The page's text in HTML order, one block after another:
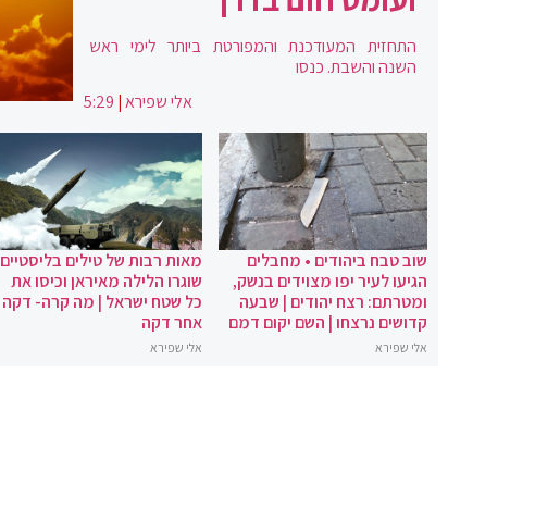
התחזית המעודכנת והמפורטת ביותר לימי ראש
השנה והשבת. כנסו
אלי שפירא|
5:29
שוב טבח ביהודים • מחבלים
הגיעו לעיר יפו מצוידים בנשק,
ומטרתם: רצח יהודים | שבעה
קדושים נרצחו | השם יקום דמם
אלי שפירא
מאות רבות של טילים בליסטיים
שוגרו הלילה מאיראן וכיסו את
כל שטח ישראל | מה קרה- דקה
אחר דקה
אלי שפירא